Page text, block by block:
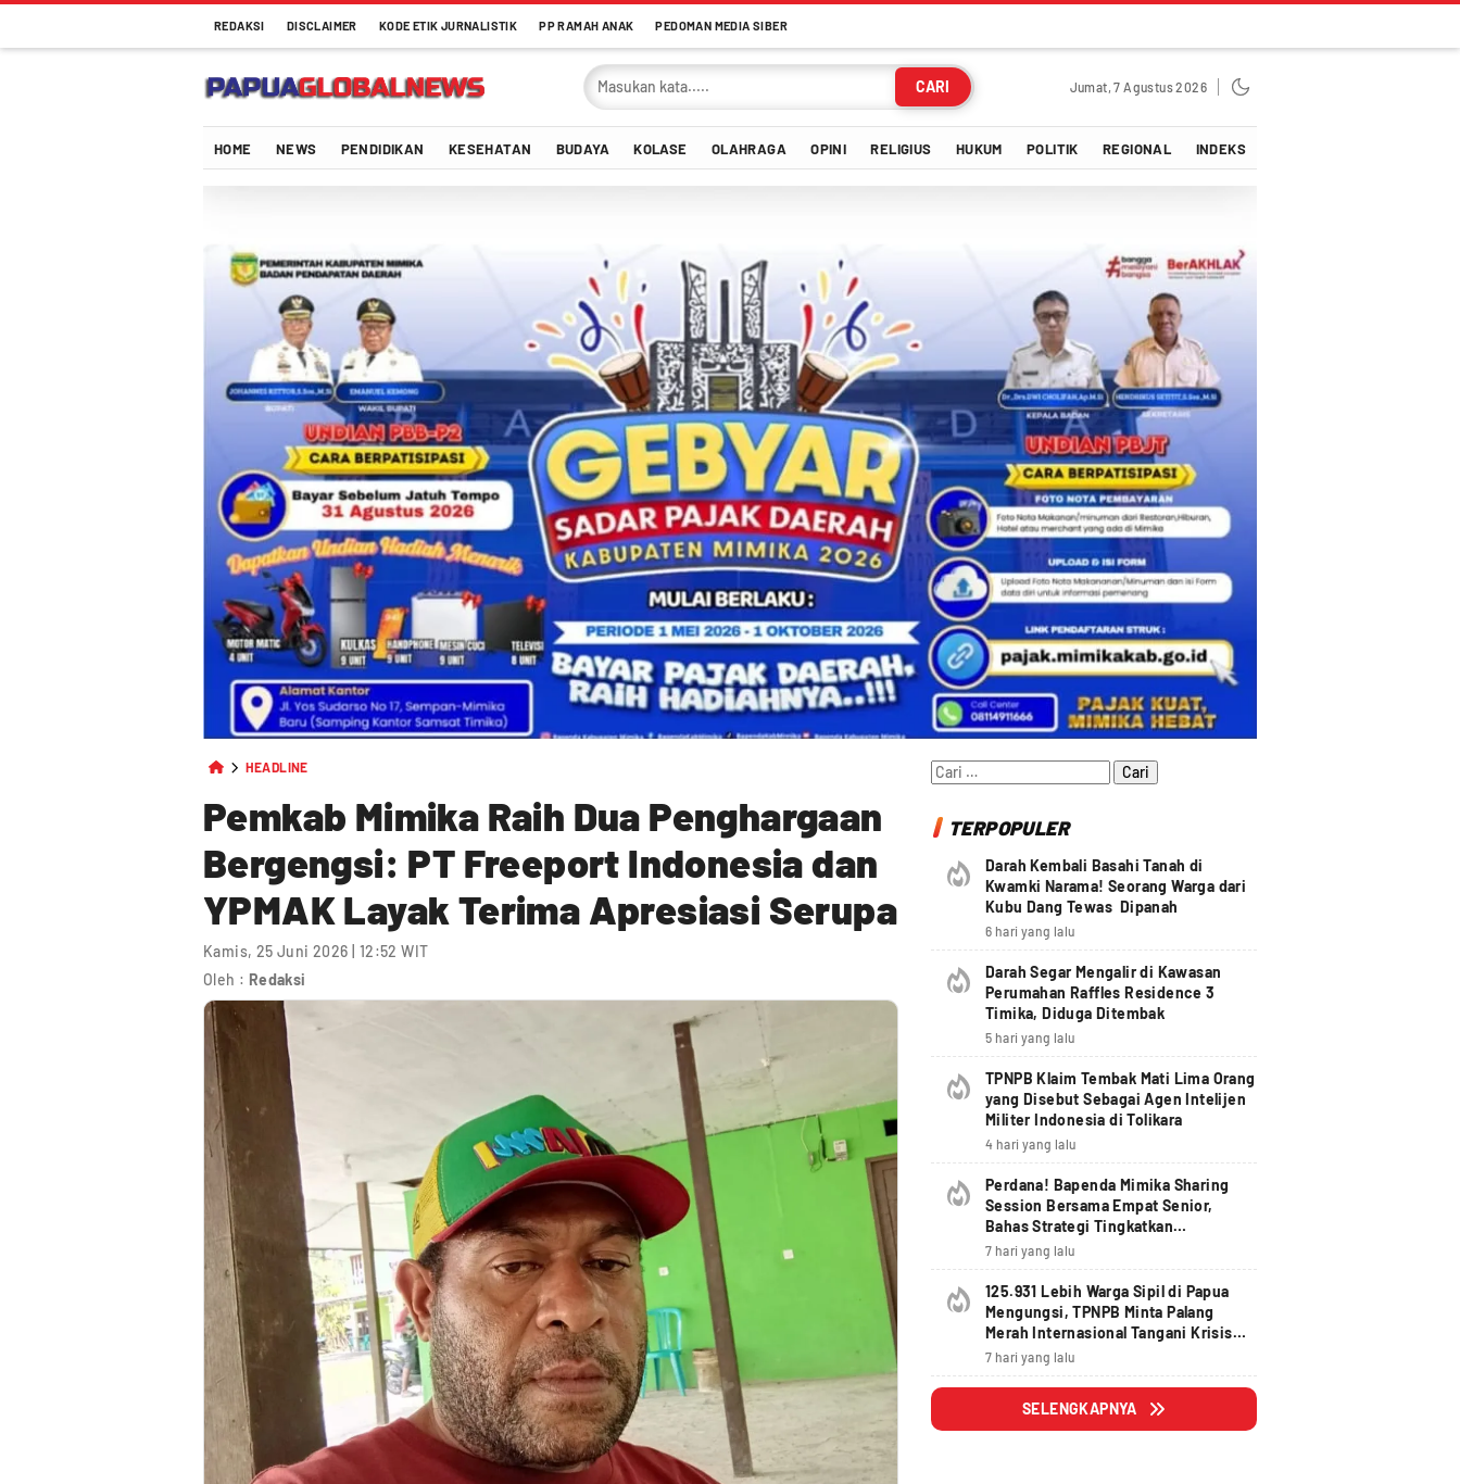
REDAKSI DISCLAIMER KODE ETIK JURNALISTIK PP RAMAH ANAK PEDOMAN MEDIA SIBER
CARI Jumat, 7 Agustus 2026
HOME NEWS PENDIDIKAN KESEHATAN BUDAYA KOLASE OLAHRAGA OPINI RELIGIUS HUKUM POLITIK REGIONAL INDEKS
HEADLINE
Pemkab Mimika Raih Dua Penghargaan
Bergengsi: PT Freeport Indonesia dan
YPMAK Layak Terima Apresiasi Serupa
Kamis, 25 Juni 2026 | 12:52 WIT
Oleh : Redaksi
Cari
untuk:
TERPOPULER
Darah Kembali Basahi Tanah di
Kwamki Narama! Seorang Warga dari
Kubu Dang Tewas Dipanah
6 hari yang lalu
Darah Segar Mengalir di Kawasan
Perumahan Raffles Residence 3
Timika, Diduga Ditembak
5 hari yang lalu
TPNPB Klaim Tembak Mati Lima Orang
yang Disebut Sebagai Agen Intelijen
Militer Indonesia di Tolikara
4 hari yang lalu
Perdana! Bapenda Mimika Sharing
Session Bersama Empat Senior,
Bahas Strategi Tingkatkan
Pendapatan Daerah
7 hari yang lalu
125.931 Lebih Warga Sipil di Papua
Mengungsi, TPNPB Minta Palang
Merah Internasional Tangani Krisis
Kemanusiaan
7 hari yang lalu
SELENGKAPNYA